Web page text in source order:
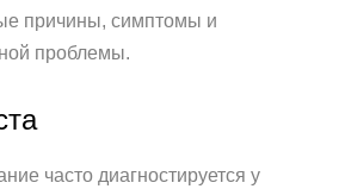
причины, симптомы и
проблемы.
часто диагностируется у